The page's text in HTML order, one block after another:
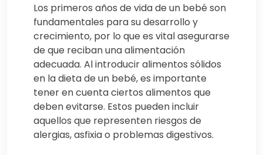
Los primeros años de vida de un bebé son
fundamentales para su desarrollo y
crecimiento, por lo que es vital asegurarse
de que reciban una alimentación
adecuada. Al introducir alimentos sólidos
en la dieta de un bebé, es importante
tener en cuenta ciertos alimentos que
deben evitarse. Estos pueden incluir
aquellos que representen riesgos de
alergias, asfixia o problemas digestivos.